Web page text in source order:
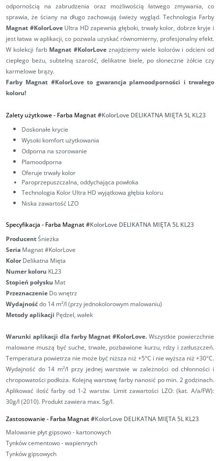
odpornością na zabrudzenia oraz możliwością łatwego zmywania, co
sprawia, że ściany na długo zachowują świeży wygląd. Technologia Farby
Magnat #KolorLoveUltra HD zapewnia głęboki, trwały kolor, dobrze kryje i
jest łatwa w aplikacji, co pozwala uzyskać równomierny, profesjonalny efekt.
W kolekcji farb Magnat #KolorLoveznajdziemy wiele kolorów i odcieni od
ciepłego beżu, subtelną szarość, delikatne biele, po słoneczne żółcie czy
karmelowe brązy.
Farby Magnat #KolorLove to gwarancja plamoodporności i trwałego
koloru!
Zalety użytkowe - Farba Magnat#KolorLove DELIKATNA MIĘTA 5L KL23
Doskonałe krycie
Wysoki komfort użytkowania
Odporna na szorowanie
Plamoodporna
Oferuje trwały kolor
Paroprzepuszczalna, oddychająca powłoka
Technologia Kolor Ultra HD wyjątkowa głębia koloru
Niska zawartość LZO
Specyfikacja - Farba Magnat#KolorLove DELIKATNA MIĘTA 5L KL23
ProducentŚnieżka
Seria Magnat #KolorLove
KolorDelikatna Mięta
Numer koloru KL23
Stopień połysku Mat
Przeznaczenie Do wnętrz
Wydajnośćdo 14 m²/l (przy jednokolorowym malowaniu)
Metody aplikacji Pędzel, wałek
Warunki aplikacji dla farby Magnat #KolorLove. Wszystkie powierzchnie
malowane muszą być suche, trwałe, pozbawione kurzu, rdzy i zatłuszczeń.
Temperatura powietrza nie może być niższa niż +5°C i nie wyższa niż +30°C.
Wydajność do 14 m²/l przy jednej warstwie w zależności od chłonności i
chropowatości podłoża. Kolejną warstwę farby nanosić po min. 2 godzinach.
Aplikować ilość farby od 1-2 warstw. Limit zawartości LZO: (kat. A/a/FW):
30g/l (2010). Produkt zawiera max. 5g/l.
Zastosowanie - Farba Magnat#KolorLove DELIKATNA MIĘTA 5L KL23
Malowanie płyt gipsowo - kartonowych
Tynków cementowo - wapiennych
Tynków gipsowych